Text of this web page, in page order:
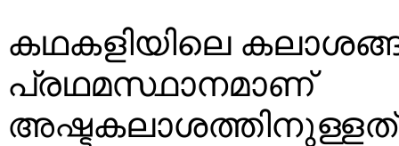
കഥകളിയിലെ
പ്രഥമസ്ഥാനമാണ്